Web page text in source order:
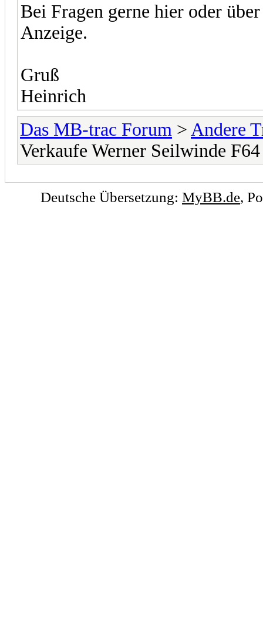
Bei Fragen gerne hier oder
Anzeige.
Gruß
Heinrich
Das MB-trac Forum > Andere
Verkaufe Werner Seilwinde
Deutsche Übersetzung: MyBB.de,